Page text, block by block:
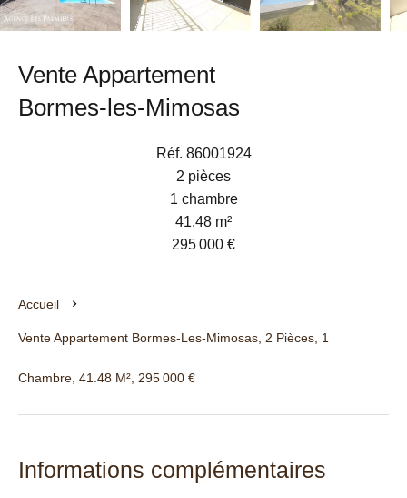
Vente Appartement
Bormes-les-Mimosas
Réf. 86001924
2 pièces
1 chambre
41.48 m²
295 000 €
Accueil
Vente Appartement Bormes-Les-Mimosas, 2 Pièces, 1
Chambre, 41.48 M², 295 000 €
Informations complémentaires